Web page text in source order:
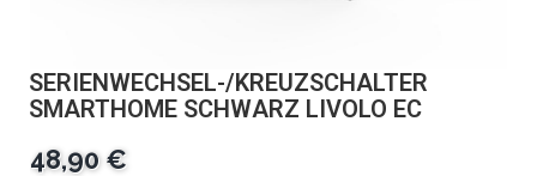
SERIENWECHSEL-/KREUZSCHALTER
SMARTHOME SCHWARZ LIVOLO EC
48,90 €